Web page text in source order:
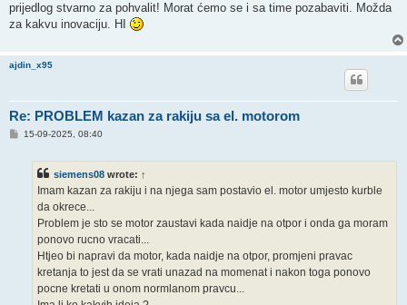
prijedlog stvarno za pohvalit! Morat ćemo se i sa time pozabaviti. Možda
za kakvu inovaciju. HI
ajdin_x95
Re: PROBLEM kazan za rakiju sa el. motorom
P15-09-2025, 08:40
siemens08 wrote: ↑
Imam kazan za rakiju i na njega sam postavio el. motor umjesto kurble
da okrece...
Problem je sto se motor zaustavi kada naidje na otpor i onda ga moram
ponovo rucno vracati...
Htjeo bi napravi da motor, kada naidje na otpor, promjeni pravac
kretanja to jest da se vrati unazad na momenat i nakon toga ponovo
pocne kretati u onom normlanom pravcu...